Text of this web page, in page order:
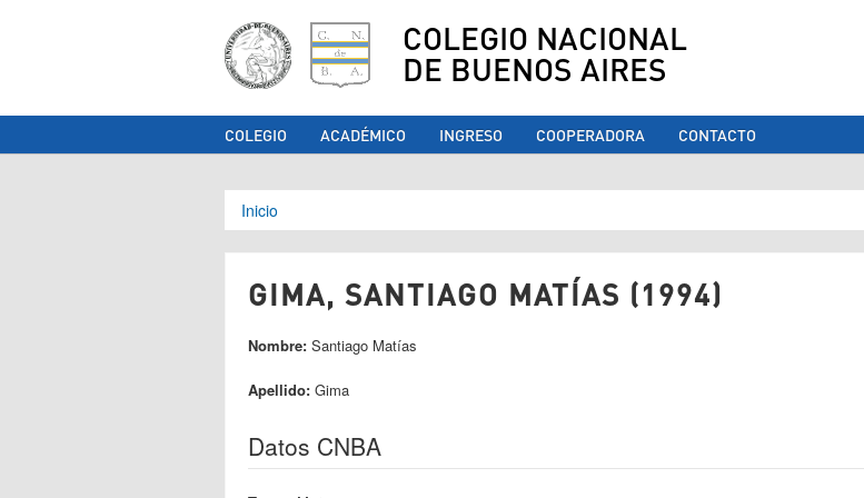
COLEGIO NACIONAL
DE BUENOS AIRES
COLEGIO ACADÉMICO INGRESO COOPERADORA CONTACTO
Se encuentra usted aquí
Inicio
GIMA, SANTIAGO MATÍAS (1994)
Nombre: Santiago Matías
Apellido: Gima
Datos CNBA